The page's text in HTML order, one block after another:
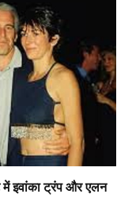
इवांका ट्रंप और एलन